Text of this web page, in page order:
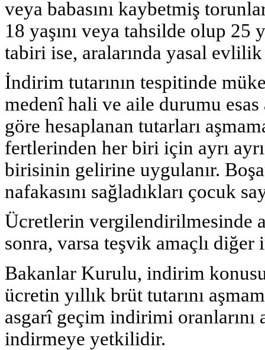
veya babasını kaybetmiş
18 yaşını veya tahsilde olup 25
tabiri ise, aralarında yasal
İndirim tutarının tespitinde
medenî hali ve aile durumu
göre hesaplanan tutarları
fertlerinden her biri için ayrı
birisinin gelirine uygulanır.
nafakasını sağladıkları çocuk
Ücretlerin vergilendirilmesinde
sonra, varsa teşvik amaçlı
Bakanlar Kurulu, indirim
ücretin yıllık brüt tutarını
asgarî geçim indirimi oranlarını
indirmeye yetkilidir.